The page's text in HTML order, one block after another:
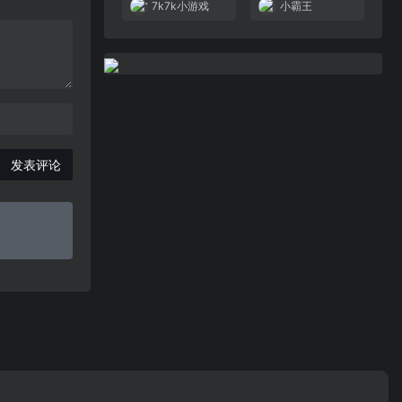
发表评论
7k7k小游戏 小霸王